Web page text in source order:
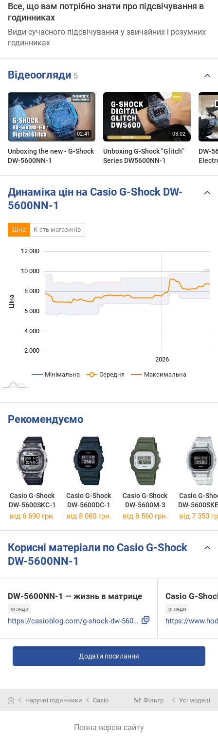
Все, що вам потрібно знати про підсвічування в
годинниках
Види сучасного підсвічування у звичайних і розумних
годинниках
Відеоогляди 5
Unboxing the new - G-Shock
DW-5600NN-1
Unboxing G-Shock "Glitch"
Series DW5600NN-1
DW-
Динаміка цін на Casio G-Shock DW-
5600NN-1
Ціна К-сть магазинів
Ціна
2 000
4 000
6 000
8 000
12 000
10 000
2026
Мінімальна Середня Максимальна
Рекомендуємо
Casio G-Shock
DW-5600SKC-1
Casio G-Shock
DW-5600DC-1
Casio G-Shock
DW-5600M-3
Casio G-
DW-
від 6 690 грн. від 8 060 грн. від 8 560 грн. від 7 350
Корисні матеріали по Casio G-Shock
DW-5600NN-1
DW-5600NN-1 — жизнь в матрице
огляди
https://casioblog.com/g-shock-dw-5600nn-1-review
Casio G-
огляди
Додати посилання
Наручні годинники Casio Фільтр Усі моделі
Повна версія сайту